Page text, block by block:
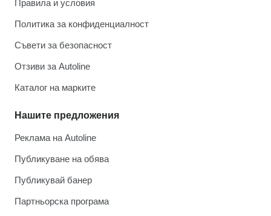
Правила и условия
Политика за конфиденциалност
Съвети за безопасност
Отзиви за Autoline
Каталог на марките
Нашите предложения
Реклама на Autoline
Публикуване на обява
Публикувай банер
Партньорска програма